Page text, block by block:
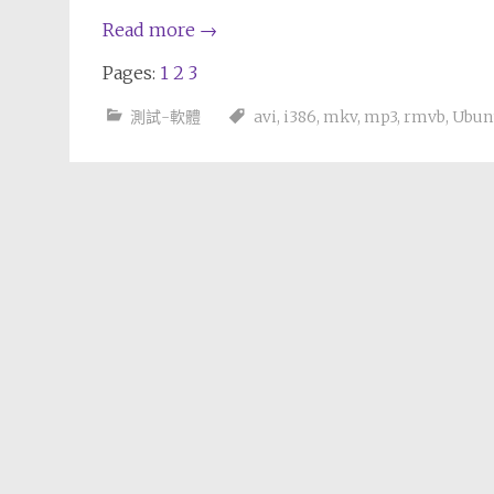
Read more →
Pages: 1 2 3
測試-軟體 avi, i386, mkv, mp3, rmvb,